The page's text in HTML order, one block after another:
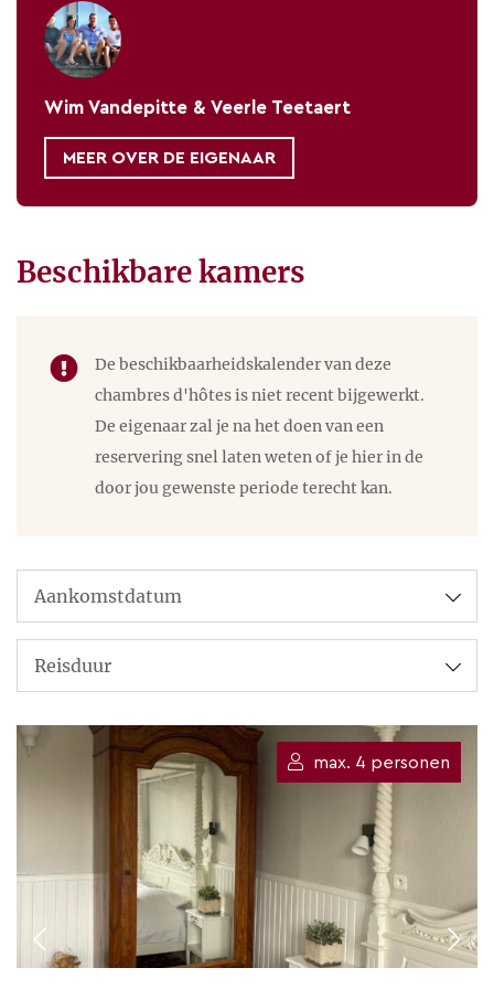
Wim Vandepitte & Veerle Teetaert
MEER OVER DE EIGENAAR
door de Belgische eigenaren
U kunt door Wim Vandepitte &
Veerle Teetaert worden
verwelkomd in de volgende
talen:
– Engels
Tien jaar lang runden wij onze
bakkerij, in het West-Vlaamse
Aarsele.
Omdat de bakkersstiel ons nog
steeds nauw aan het hart ligt,
kiezen we er dan ook voor om
onze gasten in Maison Mambré
extra te verwennen met allerlei
Beschikbare kamers
De beschikbaarheidskalender van deze
chambres d'hôtes is niet recent bijgewerkt.
De eigenaar zal je na het doen van een
reservering snel laten weten of je hier in de
door jou gewenste periode terecht kan.
max. 4 personen